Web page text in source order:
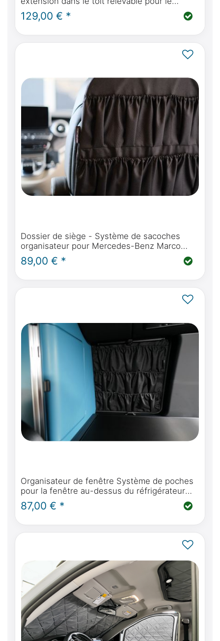
Mercedes-Benz Marco Polo, Horizon, Activity
(W447) ou Viano MP W639
129,00 € *
Dossier de siège - Système de sacoches
organisateur pour Mercedes-Benz Marco
Polo / Horizon / Activity / Classe V et Viano
Marco Polo W639 en noir
89,00 € *
Organisateur de fenêtre Système de poches
pour la fenêtre au-dessus du réfrigérateur
dans la Mercedes-Benz Marco Polo W447 &
Viano Marco Polo W639
87,00 € *